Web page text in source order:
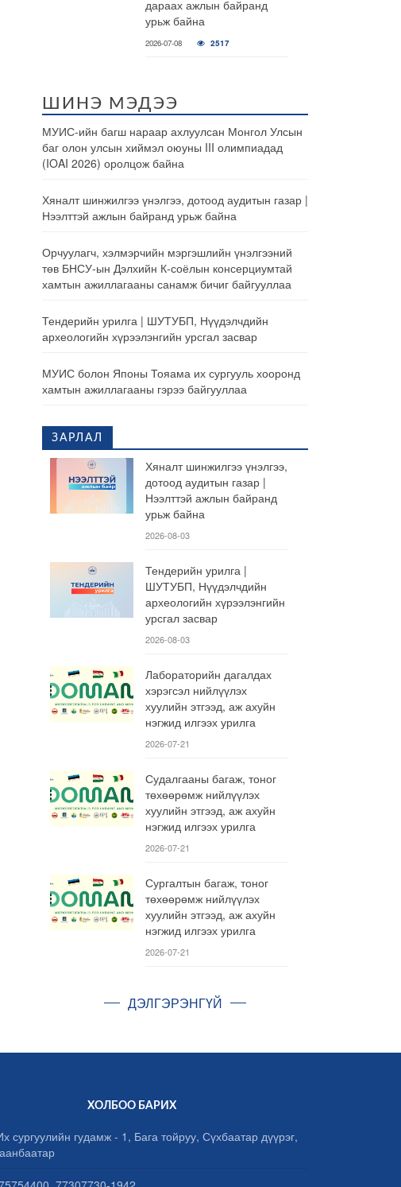
дараах ажлын байранд
урьж байна
2026-07-08 2517
ШИНЭ МЭДЭЭ
МУИС-ийн багш нараар ахлуулсан Монгол Улсын
баг олон улсын хиймэл оюуны III олимпиадад
(IOAI 2026) оролцож байна
Хяналт шинжилгээ үнэлгээ, дотоод аудитын газар |
Нээлттэй ажлын байранд урьж байна
Орчуулагч, хэлмэрчийн мэргэшлийн үнэлгээний
төв БНСУ-ын Дэлхийн К-соёлын консерциумтай
хамтын ажиллагааны санамж бичиг байгууллаа
Тендерийн урилга | ШУТУБП, Нүүдэлчдийн
археологийн хүрээлэнгийн урсгал засвар
МУИС болон Японы Тояама их сургууль хооронд
хамтын ажиллагааны гэрээ байгууллаа
ЗАРЛАЛ
Хяналт шинжилгээ үнэлгээ,
дотоод аудитын газар |
Нээлттэй ажлын байранд
урьж байна
2026-08-03
Тендерийн урилга |
ШУТУБП, Нүүдэлчдийн
археологийн хүрээлэнгийн
урсгал засвар
2026-08-03
Лабораторийн дагалдах
хэрэгсэл нийлүүлэх
хуулийн этгээд, аж ахуйн
нэгжид илгээх урилга
2026-07-21
Судалгааны багаж, тоног
төхөөрөмж нийлүүлэх
хуулийн этгээд, аж ахуйн
нэгжид илгээх урилга
2026-07-21
Сургалтын багаж, тоног
төхөөрөмж нийлүүлэх
хуулийн этгээд, аж ахуйн
нэгжид илгээх урилга
2026-07-21
ДЭЛГЭРЭНГҮЙ
ХОЛБОО БАРИХ
сургуулийн гудамж - 1, Бага тойруу, Сүхбаатар дүүрэг,